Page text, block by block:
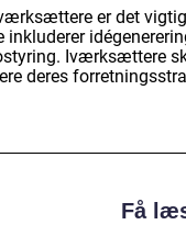
er det
inkluderer
Iværksættere
deres
Få